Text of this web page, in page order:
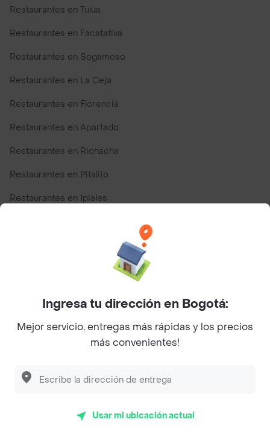
Restaurantes en Tulua
Restaurantes en Facatativa
Restaurantes en Sogamoso
Restaurantes en La Ceja
Restaurantes en Florencia
Restaurantes en Apartado
Restaurantes en Riohacha
Restaurantes en Pitalito
Restaurantes en Ipiales
Top Marcas y Cadenas de Restaurantes
Encuéntranos en estos países
App Store Google play AppGallery
Ingresa tu dirección en Bogotá:
Mejor servicio, entregas más rápidas y los precios
más convenientes!
Usar mi ubicación actual